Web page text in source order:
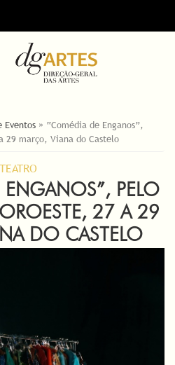
Eventos » “Comédia de Enganos”,
29 março, Viana do Castelo
TEATRO
PELO
27 A 29
DO CASTELO